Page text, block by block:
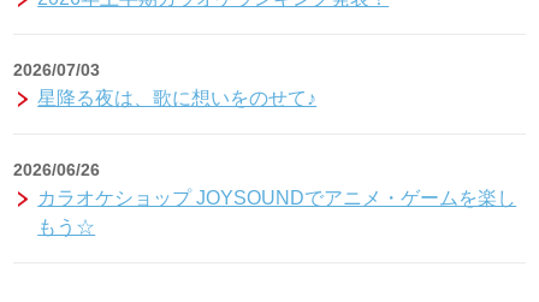
2026/07/03
星降る夜は、歌に想いをのせて♪
2026/06/26
カラオケショップ JOYSOUNDでアニメ・ゲームを楽し
もう☆